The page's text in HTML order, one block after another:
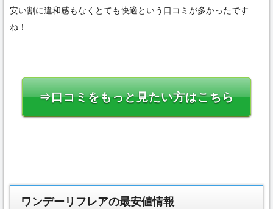
安い割に違和感もなくとても快適という口コミが多かったです
ね！
⇒口コミをもっと見たい方はこちら
ワンデーリフレアの最安値情報